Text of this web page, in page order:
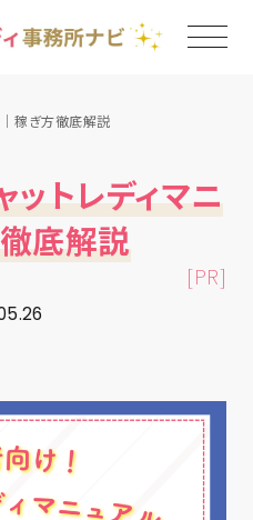
所一覧
｜稼ぎ方徹底解説
ットレディマニ
底解説
[PR]